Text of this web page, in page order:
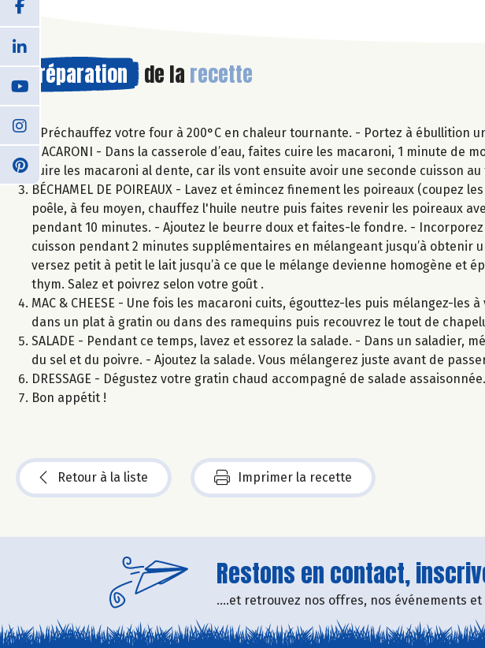
Préparation de la recette
- Préchauffez votre four à 200°C en chaleur tournante. - Portez à ébullition
MACARONI - Dans la casserole d’eau, faites cuire les macaroni, 1 minute
cuire les macaroni al dente, car ils vont ensuite avoir une seconde cuisson au
BÉCHAMEL DE POIREAUX - Lavez et émincez finement les poireaux (coupez
poêle, à feu moyen, chauffez l'huile neutre puis faites revenir les poireaux
pendant 10 minutes. - Ajoutez le beurre doux et faites-le fondre. -
cuisson pendant 2 minutes supplémentaires en mélangeant jusqu’à
versez petit à petit le lait jusqu’à ce que le mélange devienne homogène et
thym. Salez et poivrez selon votre goût .
MAC & CHEESE - Une fois les macaroni cuits, égouttez-les puis mélangez-
dans un plat à gratin ou dans des ramequins puis recouvrez le tout de
SALADE - Pendant ce temps, lavez et essorez la salade. - Dans un saladier,
du sel et du poivre. - Ajoutez la salade. Vous mélangerez juste avant de
DRESSAGE - Dégustez votre gratin chaud accompagné de salade assaisonnée.
Bon appétit !
Retour à la liste Imprimer la recette
Restons en contact,
....et retrouvez nos offres, nos événements